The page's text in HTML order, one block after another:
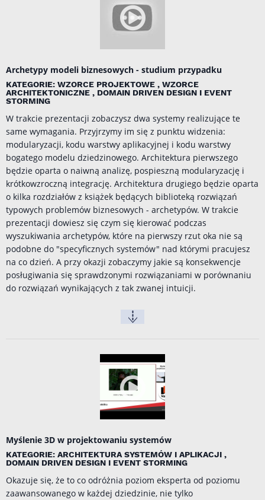
Archetypy modeli biznesowych - studium przypadku
KATEGORIE: WZORCE PROJEKTOWE , WZORCE
ARCHITEKTONICZNE , DOMAIN DRIVEN DESIGN I EVENT
STORMING
W trakcie prezentacji zobaczysz dwa systemy realizujące te
same wymagania. Przyjrzymy im się z punktu widzenia:
modularyzacji, kodu warstwy aplikacyjnej i kodu warstwy
bogatego modelu dziedzinowego. Architektura pierwszego
będzie oparta o naiwną analizę, pospieszną modularyzację i
krótkowzroczną integrację. Architektura drugiego będzie oparta
o kilka rozdziałów z książek będących biblioteką rozwiązań
typowych problemów biznesowych - archetypów. W trakcie
prezentacji dowiesz się czym się kierować podczas
wyszukiwania archetypów, które na pierwszy rzut oka nie są
podobne do "specyficznych systemów" nad którymi pracujesz
na co dzień. A przy okazji zobaczymy jakie są konsekwencje
posługiwania się sprawdzonymi rozwiązaniami w porównaniu
do rozwiązań wynikających z tak zwanej intuicji.
Myślenie 3D w projektowaniu systemów
KATEGORIE: ARCHITEKTURA SYSTEMÓW I APLIKACJI ,
DOMAIN DRIVEN DESIGN I EVENT STORMING
Okazuje się, że to co odróżnia poziom eksperta od poziomu
zaawansowanego w każdej dziedzinie, nie tylko